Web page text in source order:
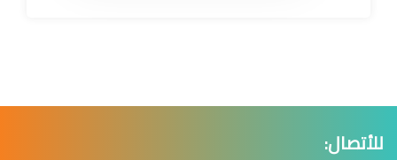
للأتصال: